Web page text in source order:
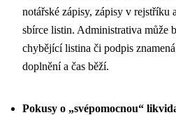
notářské zápisy, zápisy v rejstříku
sbírce listin. Administrativa může
chybějící listina či podpis
doplnění a čas běží.
Pokusy o „svépomocnou“